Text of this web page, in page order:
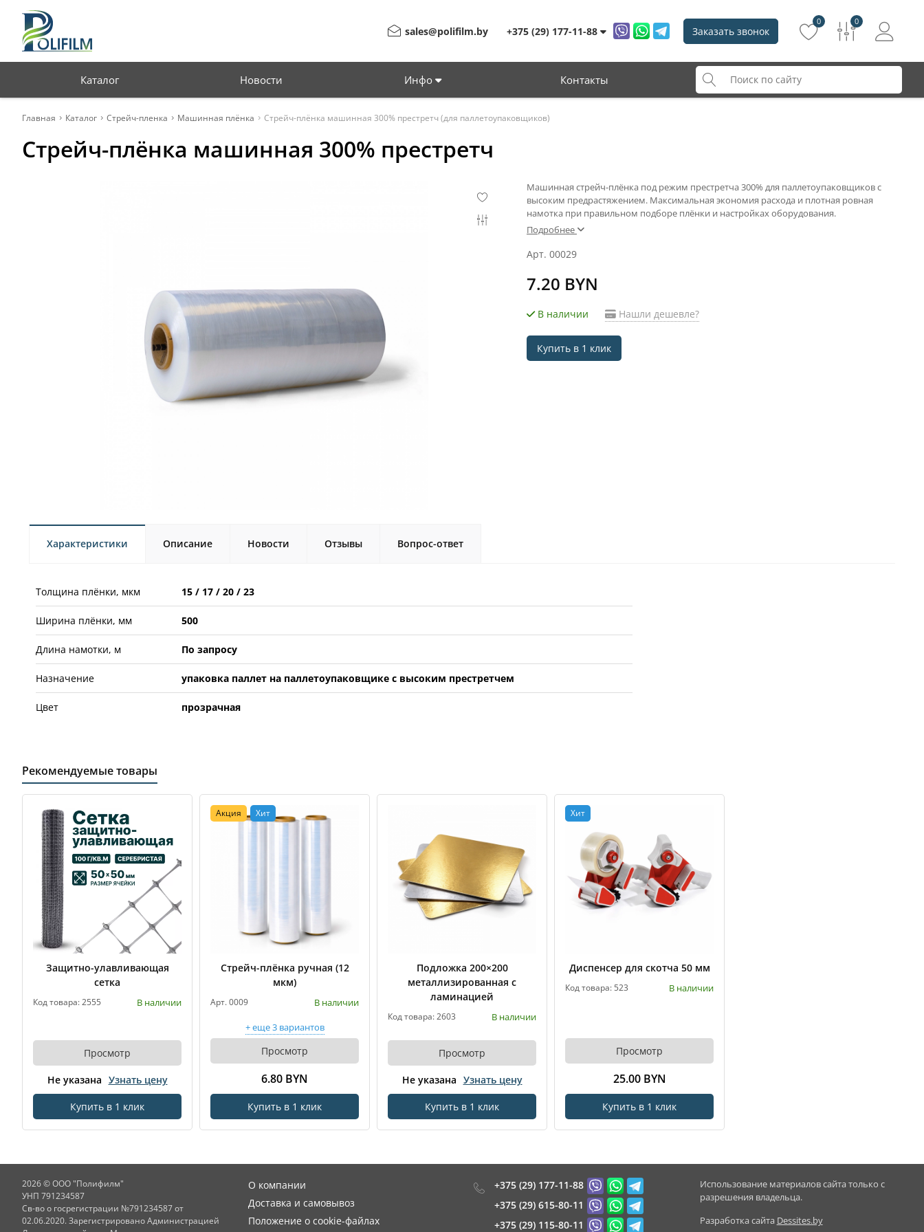
sales@polifilm.by +375 (29) 177-11-88 Заказать звонок
0 0
Каталог Новости Инфо Контакты
Главная Каталог Стрейч-пленка Машинная плёнка Стрейч-плёнка машинная 300% престретч (для паллетоупаковщиков)
Стрейч-плёнка машинная 300% престретч
Машинная стрейч-плёнка под режим престретча 300% для паллетоупаковщиков с
высоким предрастяжением. Максимальная экономия расхода и плотная ровная
намотка при правильном подборе плёнки и настройках оборудования.
Подробнее
Арт. 00029
7.20 BYN
В наличии Нашли дешевле?
Купить в 1 клик
Характеристики Описание Новости Отзывы Вопрос-ответ
Толщина плёнки, мкм 15 / 17 / 20 / 23
Ширина плёнки, мм 500
Длина намотки, м По запросу
Назначение упаковка паллет на паллетоупаковщике с высоким престретчем
Цвет прозрачная
Рекомендуемые товары
Защитно-улавливающая
сетка
Код товара: 2555 В наличии
Просмотр
Не указана Узнать цену
Купить в 1 клик
Акция Хит
Стрейч-плёнка ручная (12
мкм)
Арт. 0009
В наличии
+ еще 3 вариантов
Просмотр
6.80 BYN
Купить в 1 клик
Подложка 200×200
металлизированная с
ламинацией
Код товара: 2603 В наличии
Просмотр
Не указана Узнать цену
Купить в 1 клик
Хит
Диспенсер для скотча 50 мм
Код товара: 523 В наличии
Просмотр
25.00 BYN
Купить в 1 клик
2026 © ООО "Полифилм"
УНП 791234587
Св-во о госрегистрации №791234587 от
02.06.2020. Зарегистрировано Администрацией
О компании
Доставка и самовывоз
Положение о cookie-файлах
+375 (29) 177-11-88
+375 (29) 615-80-11
+375 (29) 115-80-11
Использование материалов сайта только с
разрешения владельца.
Разработка сайта Dessites.by